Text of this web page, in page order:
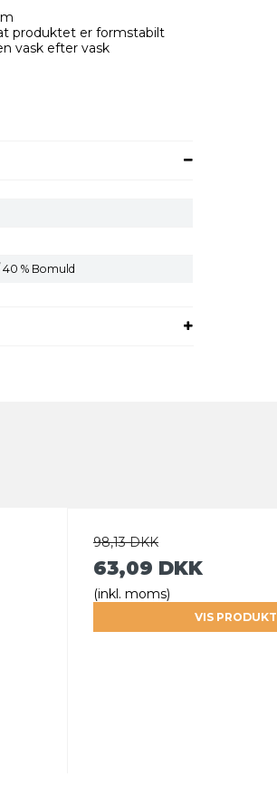
produktet er formstabilt
vask efter vask
40 % Bomuld
98,13 DKK
63,09 DKK
(inkl. moms)
VIS PRODUKT